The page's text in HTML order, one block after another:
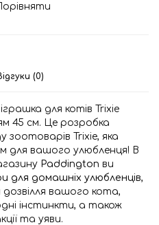
(0)
для котів Trixie
45 см. Це розробка
зоотоварів Trixie, яка
для вашого улюбленця! В
Paddington ви
для домашніх улюбленців,
вашого кота,
інстинкти, а також
та уяви.